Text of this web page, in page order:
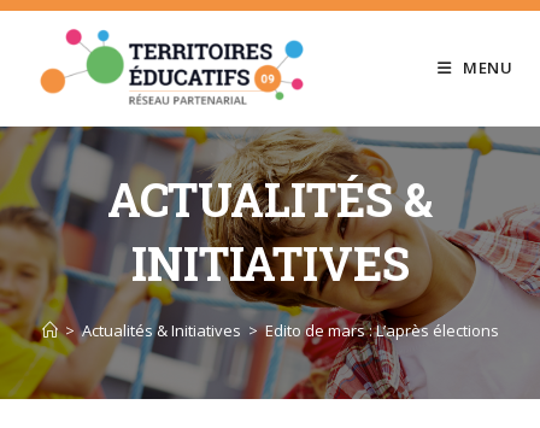
Skip
content
MENU
ACTUALITÉS &
INITIATIVES
> Actualités & Initiatives > Edito de mars : L’après élections